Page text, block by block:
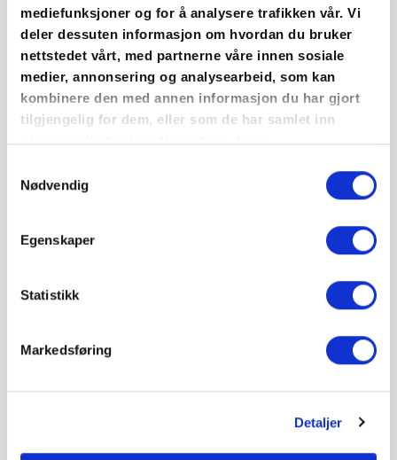
mediefunksjoner og for å analysere trafikken vår. Vi
deler dessuten informasjon om hvordan du bruker
nettstedet vårt, med partnerne våre innen sosiale
medier, annonsering og analysearbeid, som kan
kombinere den med annen informasjon du har gjort
tilgjengelig for dem, eller som de har samlet inn
gjennom din bruk av tjenestene deres.
Nødvendig
Egenskaper
Statistikk
Markedsføring
Detaljer
2. juni, 2023 - 4. juni, 2023 | 00:00 -
STED
Scandic Havet
Bodø, 8006 + Google-kart TELEFON